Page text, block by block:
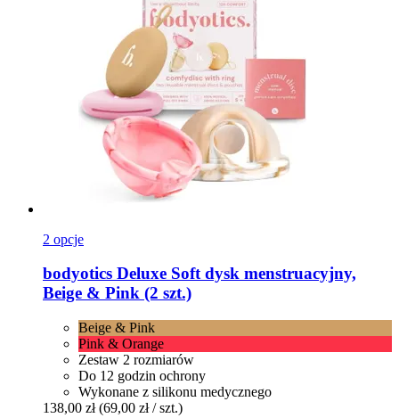
2 opcje
bodyotics Deluxe Soft dysk menstruacyjny,
Beige & Pink (2 szt.)
Beige & Pink
Pink & Orange
Zestaw 2 rozmiarów
Do 12 godzin ochrony
Wykonane z silikonu medycznego
138,00 zł (69,00 zł / szt.)